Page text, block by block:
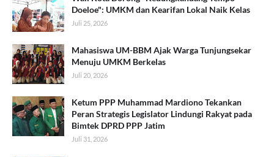
Doeloe": UMKM dan Kearifan Lokal Naik Kelas
Juli 25, 2026
Mahasiswa UM-BBM Ajak Warga Tunjungsekar
Menuju UMKM Berkelas
Juli 20, 2026
Ketum PPP Muhammad Mardiono Tekankan
Peran Strategis Legislator Lindungi Rakyat pada
Bimtek DPRD PPP Jatim
Juli 31, 2026